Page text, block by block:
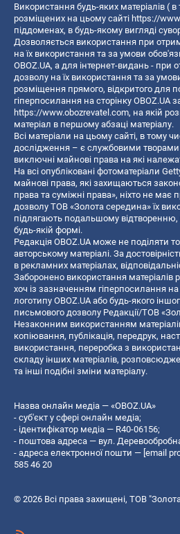
Використання будь-яких матеріалів ( в
розміщених на цьому сайті https://
піддоменах, в будь-якому вигляді
Дозволяється використання при
на їх використання та за умови
OBOZ.UA, а для інтернет-видань - при
дозволу на їх використання та за
розміщення прямого, відкритого для
гіперпосилання на сторінку OBOZ.UA
https://www.obozrevatel.com, на якій
матеріал в першому абзаці матеріалу.
Всі матеріали на цьому сайті, в тому
дослідження – є службовими творами
виключні майнові права на які
На всі опубліковані фотоматеріали
майнові права, які захищаються
права та суміжні права», ніхто не має
дозволу ТОВ «Золота середина» їх
підлягають подальшому
будь-якій формі.
Редакція OBOZ.UA може не поділяти
авторському матеріалі. За
в рекламних матеріалах,
Заборонено використання матеріалів
хоч із зазначенням гіперпосилання на
логотипу OBOZ.UA або будь-якого
письмового дозволу Редакції/ТОВ
Незаконним використанням
копiювання, публiкацiя, передрук,
використання, переробка з
складу інших матеріалів,
та інші подібні зміни матеріалу.
Назва онлайн медіа — «OBOZ.UA»
- суб'єкт у сфері онлайн медіа;
- ідентифікатор медіа — R40-06156;
- поштова адреса — вул.
- адреса електронної пошти — [email
585 46 20
© 2026 Всі права захищені, ТОВ